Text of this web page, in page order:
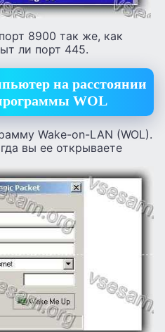
8900 так же, как
ли порт 445.
на расстоянии
WOL
Wake-on-LAN (WOL).
вы ее открываете